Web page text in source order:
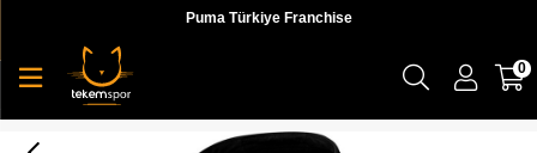
Puma Türkiye Franchise
0